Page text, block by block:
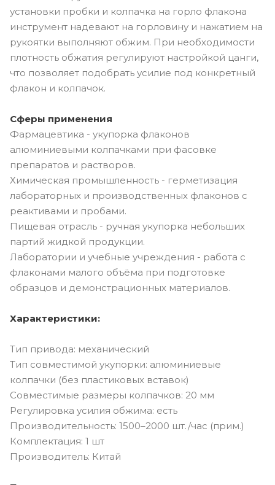
установки пробки и колпачка на горло флакона
инструмент надевают на горловину и нажатием на
рукоятки выполняют обжим. При необходимости
плотность обжатия регулируют настройкой цанги,
что позволяет подобрать усилие под конкретный
флакон и колпачок.
Сферы применения
Фармацевтика - укупорка флаконов
алюминиевыми колпачками при фасовке
препаратов и растворов.
Химическая промышленность - герметизация
лабораторных и производственных флаконов с
реактивами и пробами.
Пищевая отрасль - ручная укупорка небольших
партий жидкой продукции.
Лаборатории и учебные учреждения - работа с
флаконами малого объёма при подготовке
образцов и демонстрационных материалов.
Характеристики:
Тип привода: механический
Тип совместимой укупорки: алюминиевые
колпачки (без пластиковых вставок)
Совместимые размеры колпачков: 20 мм
Регулировка усилия обжима: есть
Производительность: 1500–2000 шт./час (прим.)
Комплектация: 1 шт
Производитель: Китай